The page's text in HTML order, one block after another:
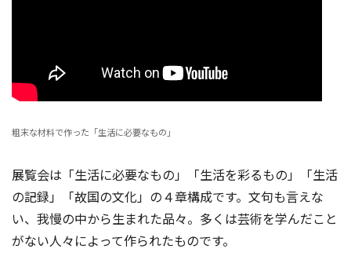
粗末な材料で作った「生活に必要なもの」
展覧会は「生活に必要なもの」「生活を彩るもの」「生活
の記録」「故国の文化」の４章構成です。文句も言えな
い、我慢の中から生まれた品々。多くは芸術を学んだこと
がない人々によって作られたものです。